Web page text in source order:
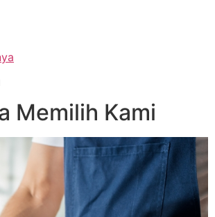
Memilih Kami